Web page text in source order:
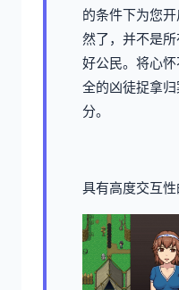
的条件下为您
然了，并不是
好公民。将心
全的凶徒捉拿
分。
具有高度交互